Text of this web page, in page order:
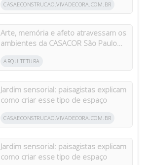
CASAECONSTRUCAO.VIVADECORA.COM.BR
Arte, memória e afeto atravessam os
ambientes da CASACOR São Paulo
ARQUITETURA
Jardim sensorial: paisagistas explicam
como criar esse tipo de espaço
CASAECONSTRUCAO.VIVADECORA.COM.BR
Jardim sensorial: paisagistas explicam
como criar esse tipo de espaço